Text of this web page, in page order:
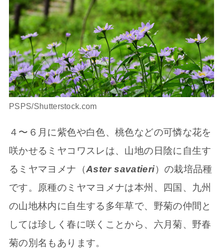
PSPS/Shutterstock.com
４〜６月に紫色や白色、桃色などの可憐な花を
咲かせるミヤコワスレは、山地の日陰に自生す
るミヤマヨメナ（Aster savatieri）の栽培品種
です。原種のミヤマヨメナは本州、四国、九州
の山地林内に自生する多年草で、野菊の仲間と
しては珍しく春に咲くことから、六月菊、野春
菊の別名もあります。